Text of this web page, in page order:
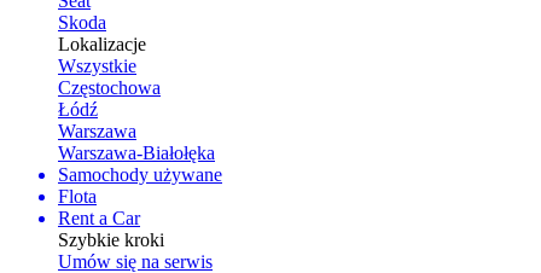
Skoda
Lokalizacje
Wszystkie
Częstochowa
Łódź
Warszawa
Warszawa-Białołęka
Samochody używane
Flota
Rent a Car
Szybkie kroki
Umów się na serwis